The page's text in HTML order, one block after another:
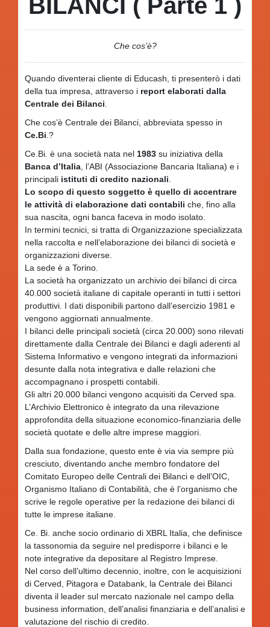
Che cos’è?
Quando diventerai cliente di Educash, ti presenterò i dati
della tua impresa, attraverso i report elaborati dalla
Centrale dei Bilanci
Che cos’è Centrale dei Bilanci, abbreviata spesso in
Ce.Bi .?
Ce.Bi. è una società nata nel 1983 su iniziativa della
Banca d’Italia , l’ABI (Associazione Bancaria Italiana) e i
principali istituti di credito nazionali
Lo scopo di questo soggetto è quello di accentrare
le attività di elaborazione dati contabili che, fino alla
sua nascita, ogni banca faceva in modo isolato.
In termini tecnici, si tratta di Organizzazione specializzata
nella raccolta e nell’elaborazione dei bilanci di società e
organizzazioni diverse.
La sede è a Torino.
La società ha organizzato un archivio dei bilanci di circa
40.000 società italiane di capitale operanti in tutti i settori
produttivi. I dati disponibili partono dall’esercizio 1981 e
vengono aggiornati annualmente.
I bilanci delle principali società (circa 20.000) sono rilevati
direttamente dalla Centrale dei Bilanci e dagli aderenti al
Sistema Informativo e vengono integrati da informazioni
desunte dalla nota integrativa e dalle relazioni che
accompagnano i prospetti contabili.
Gli altri 20.000 bilanci vengono acquisiti da Cerved spa.
L’Archivio Elettronico è integrato da una rilevazione
approfondita della situazione economico-finanziaria delle
società quotate e delle altre imprese maggiori.
Dalla sua fondazione, questo ente è via via sempre più
cresciuto, diventando anche membro fondatore del
Comitato Europeo delle Centrali dei Bilanci e dell’OIC,
Organismo Italiano di Contabilità, che è l’organismo che
scrive le regole operative per la redazione dei bilanci di
tutte le imprese italiane.
Ce. Bi. anche socio ordinario di XBRL Italia, che definisce
la tassonomia da seguire nel predisporre i bilanci e le
note integrative da depositare al Registro Imprese.
Nel corso dell’ultimo decennio, inoltre, con le acquisizioni
di Cerved, Pitagora e Databank, la Centrale dei Bilanci
diventa il leader sul mercato nazionale nel campo della
business information, dell’analisi finanziaria e dell’analisi e
valutazione del rischio di credito.